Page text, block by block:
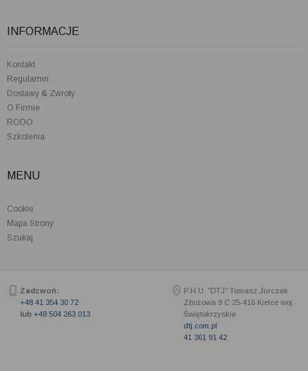
INFORMACJE
Kontakt
Regulamin
Dostawy & Zwroty
O Firmie
RODO
Szkolenia
MENU
Cookie
Mapa Strony
Szukaj
Zadzwoń:
+48 41 354 30 72
lub +48 504 263 013
P.H.U. "DTJ" Tomasz Jurczak
Zbożowa 9 C 25-416 Kielce woj.
Świętokrzyskie
dtj.com.pl
41 361 91 42